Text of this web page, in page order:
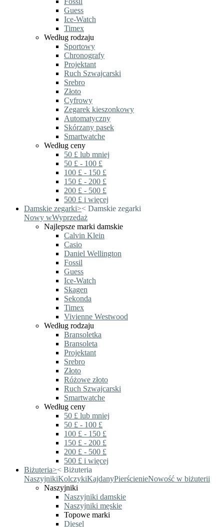
Guess
Ice-Watch
Timex
Według rodzaju
Sportowy
Chronografy
Projektant
Ruch Szwajcarski
Srebro
Złoto
Cyfrowy
Zegarek kieszonkowy
Automatyczny
Skórzany pasek
Smartwatche
Według ceny
50 £ lub mniej
50 £ - 100 £
100 £ - 150 £
150 £ - 200 £
200 £ - 500 £
500 £ i więcej
Damskie zegarki>< Damskie zegarki
Nowy wWyprzedaż
Najlepsze marki damskie
Calvin Klein
Casio
Daniel Wellington
Fossil
Guess
Ice-Watch
Skagen
Sekonda
Timex
Vivienne Westwood
Według rodzaju
Bransoletka
Bransoleta
Projektant
Srebro
Złoto
Różowe złoto
Ruch Szwajcarski
Smartwatche
Według ceny
50 £ lub mniej
50 £ - 100 £
100 £ - 150 £
150 £ - 200 £
200 £ - 500 £
500 £ i więcej
Biżuteria>< Biżuteria
NaszyjnikiKolczykiKajdanyPierścienieNowość w biżuterii
Naszyjniki
Naszyjniki damskie
Naszyjniki męskie
Topowe marki
Diesel